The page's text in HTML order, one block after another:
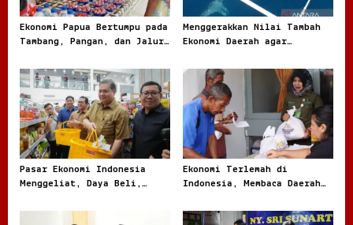
a
t
i
o
n
Ekonomi Papua Bertumpu pada
Tambang, Pangan, dan Jalur
Menggerakkan Nilai Tambah
Ekonomi Daerah agar
Mentah
Pasar Ekonomi Indonesia
Menggeliat, Daya Beli,
Jadi Sorotan
Ekonomi Terlemah di
Indonesia, Membaca Daerah
Realita